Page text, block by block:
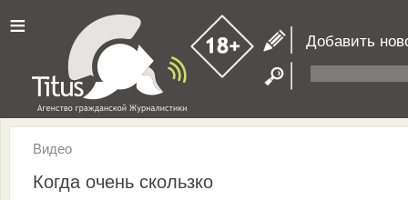
≡ Добавить
Видео
Когда очень скользко